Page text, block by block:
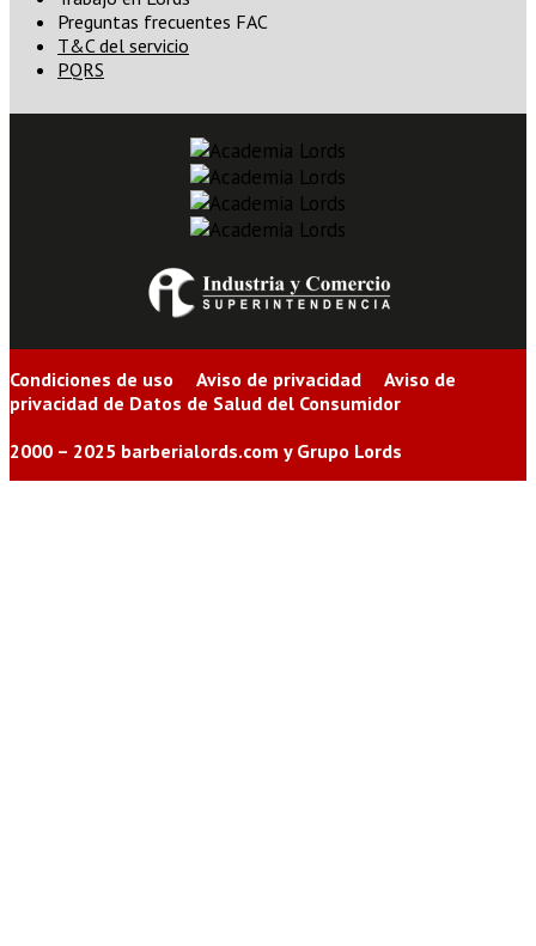
Preguntas frecuentes FAC
T&C del servicio
PQRS
Condiciones de uso Aviso de privacidad Aviso de
privacidad de Datos de Salud del Consumidor
2000 – 2025 barberialords.com y Grupo Lords